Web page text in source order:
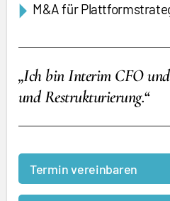
M&A für
„Ich bin Interim CFO
und Restrukturierung.“
Termin vereinbaren